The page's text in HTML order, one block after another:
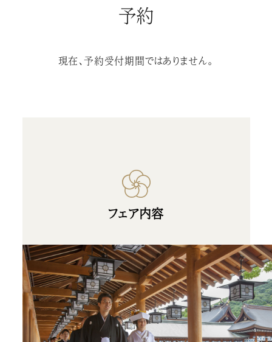
予約
現在、予約受付期間ではありません。
フェア内容